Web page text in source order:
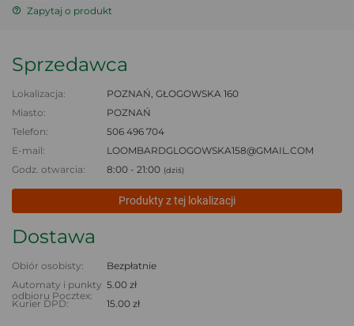
Zapytaj o produkt
Sprzedawca
Lokalizacja:
POZNAŃ, GŁOGOWSKA 160
Miasto:
POZNAŃ
Telefon:
506 496 704
E-mail:
LOOMBARDGLOGOWSKA158@GMAIL.COM
Godz. otwarcia:
8:00 - 21:00 (dziś)
Produkty z tej lokalizacji
Dostawa
Obiór osobisty:
Bezpłatnie
Automaty i punkty
odbioru Pocztex:
5.00 zł
Kurier DPD:
15.00 zł